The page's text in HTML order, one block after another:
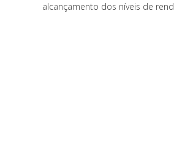
alcançamento dos níveis de